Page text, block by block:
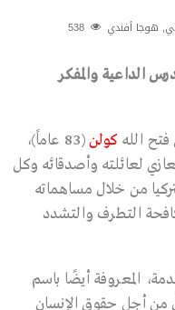
, هوجا أفندي
الداعية والمفكر
الله كولن
(83 عاماً)،
لعائلته وأصدقائه وكل
من خلال مساهماته
التطرف والتشدد
المعروفة أيضًا باسم
من أجل حقوق الإنسان